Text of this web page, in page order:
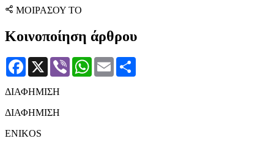
ΜΟΙΡΑΣΟΥ ΤΟ
Κοινοποίηση άρθρου
Facebook
X Viber WhatsApp
Email
ΔΙΑΦΗΜΙΣΗ
ΔΙΑΦΗΜΙΣΗ
ENIKOS